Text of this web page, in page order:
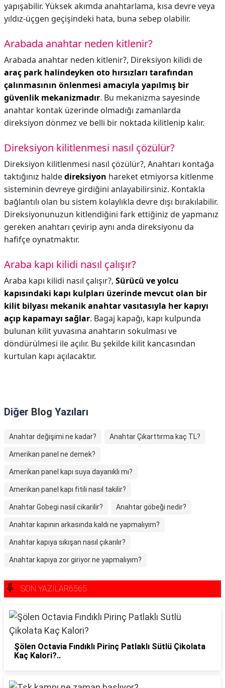
yapışabilir. Yüksek akımda anahtarlama, kısa devre veya
yıldız-üçgen geçişindeki hata, buna sebep olabilir.
Arabada anahtar neden kitlenir?
Arabada anahtar neden kitlenir?, Direksiyon kilidi de
araç park halindeyken oto hırsızları tarafından
çalınmasının önlenmesi amacıyla yapılmış bir
güvenlik mekanizmadır. Bu mekanizma sayesinde
anahtar kontak üzerinde olmadığı zamanlarda
direksiyon dönmez ve belli bir noktada kilitlenip kalır.
Direksiyon kilitlenmesi nasıl çözülür?
Direksiyon kilitlenmesi nasıl çözülür?, Anahtarı kontağa
taktığınız haldedireksiyon hareket etmiyorsa kitlenme
sisteminin devreye girdiğini anlayabilirsiniz. Kontakla
bağlantılı olan bu sistem kolaylıkla devre dışı bırakılabilir.
Direksiyonunuzun kitlendiğini fark ettiğiniz de yapmanız
gereken anahtarı çevirip aynı anda direksiyonu da
hafifçe oynatmaktır.
Araba kapı kilidi nasıl çalışır?
Araba kapı kilidi nasıl çalışır?, Sürücü ve yolcu
kapısındaki kapı kulpları üzerinde mevcut olan bir
kilit bilyası mekanik anahtar vasıtasıyla her kapıyı
açıp kapamayı sağlar. Bagaj kapağı, kapı kulpunda
bulunan kilit yuvasına anahtarın sokulması ve
döndürülmesi ile açılır. Bu şekilde kilit kancasından
kurtulan kapı açılacaktır.
Diğer Blog Yazıları
Anahtar değişimi ne kadar? Anahtar Çıkarttırma kaç TL?
Amerikan panel ne demek?
Amerikan panel kapı suya dayanıklı mı?
Amerikan panel kapı fitili nasıl takilir?
Anahtar Gobegi nasil cikarilir? Anahtar göbeği nedir?
Anahtar kapının arkasında kaldı ne yapmalıyım?
Anahtar kapıya sıkışan nasıl çıkarılır?
Anahtar kapıya zor giriyor ne yapmalıyım?
SON YAZILAR6565
Şölen Octavia Fındıklı Pirinç Patlaklı Sütlü Çikolata
Kaç Kalori?..